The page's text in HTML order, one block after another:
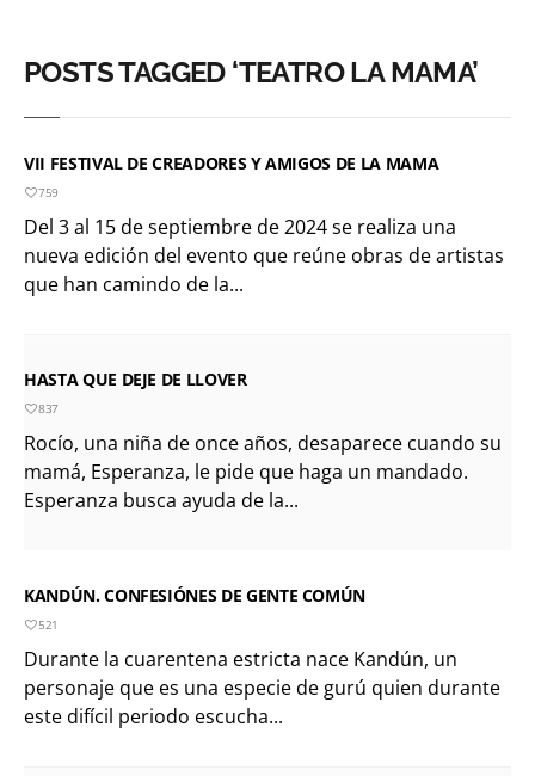
POSTS TAGGED ‘TEATRO LA MAMA’
VII FESTIVAL DE CREADORES Y AMIGOS DE LA MAMA
759
Del 3 al 15 de septiembre de 2024 se realiza una
nueva edición del evento que reúne obras de artistas
que han camindo de la...
HASTA QUE DEJE DE LLOVER
837
Rocío, una niña de once años, desaparece cuando su
mamá, Esperanza, le pide que haga un mandado.
Esperanza busca ayuda de la...
KANDÚN. CONFESIÓNES DE GENTE COMÚN
521
Durante la cuarentena estricta nace Kandún, un
personaje que es una especie de gurú quien durante
este difícil periodo escucha...